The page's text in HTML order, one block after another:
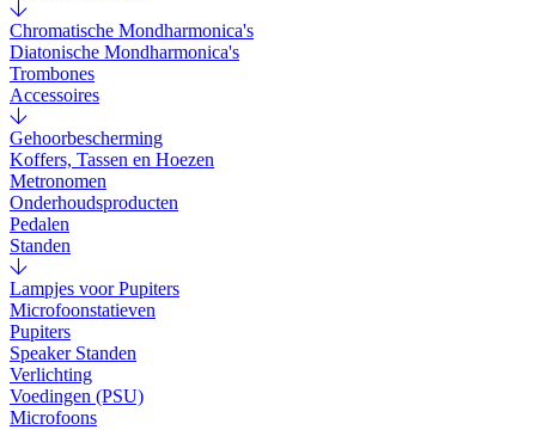
Chromatische Mondharmonica's
Diatonische Mondharmonica's
Trombones
Accessoires
Gehoorbescherming
Koffers, Tassen en Hoezen
Metronomen
Onderhoudsproducten
Pedalen
Standen
Lampjes voor Pupiters
Microfoonstatieven
Pupiters
Speaker Standen
Verlichting
Voedingen (PSU)
Microfoons